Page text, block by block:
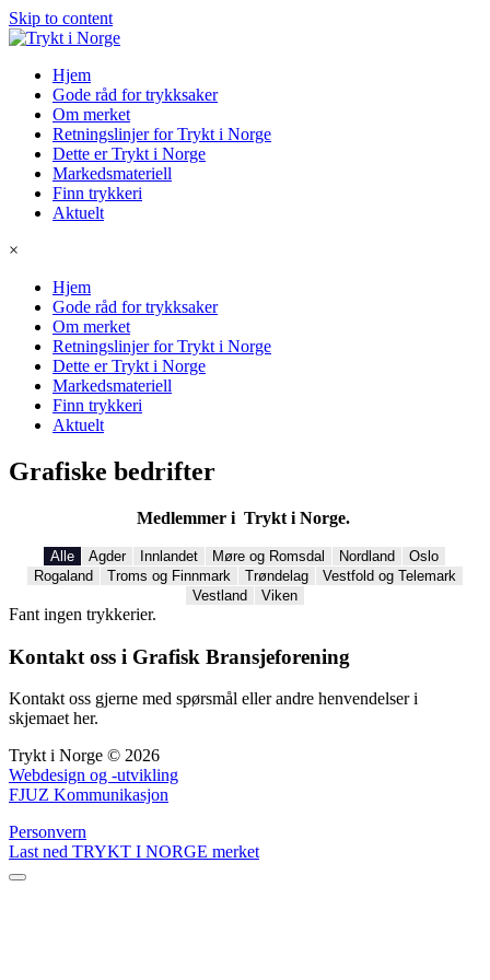
Skip to content
Hjem
Gode råd for trykksaker
Om merket
Retningslinjer for Trykt i Norge
Dette er Trykt i Norge
Markedsmateriell
Finn trykkeri
Aktuelt
×
Hjem
Gode råd for trykksaker
Om merket
Retningslinjer for Trykt i Norge
Dette er Trykt i Norge
Markedsmateriell
Finn trykkeri
Aktuelt
Grafiske bedrifter
Medlemmer i Trykt i Norge.
Alle Agder Innlandet Møre og Romsdal Nordland
Oslo
Rogaland
Troms og Finnmark Trøndelag
Vestfold og Telemark
Vestland
Viken
Fant ingen trykkerier.
Kontakt oss i Grafisk Bransjeforening
Kontakt oss gjerne med spørsmål eller andre henvendelser i
skjemaet her.
Trykt i Norge © 2026
Webdesign og -utvikling
FJUZ Kommunikasjon
Personvern
Last ned TRYKT I NORGE merket